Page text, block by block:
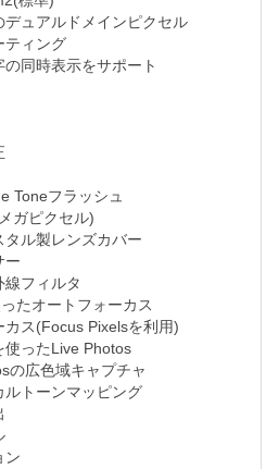
デュアルドメインピクセル
ティング
同時表示をサポート
Toneフラッシュ
ガピクセル)
ル製レンズカバー
ー
フィルタ
たオートフォーカス
カス(Focus Pixelsを利用)
使ったLive Photos
の広色域キャプチャ
トーンマッピング
ン